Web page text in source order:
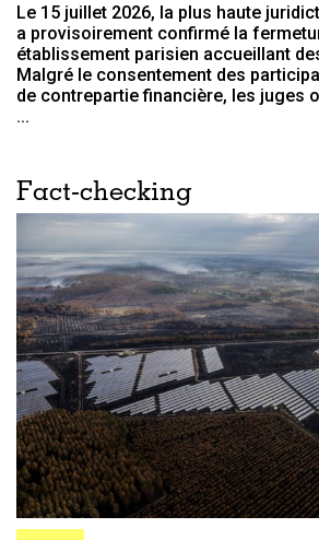
Le 15 juillet 2026, la plus haute
a provisoirement confirmé la
établissement parisien accueillant
Malgré le consentement des
de contrepartie financière, les juges
...
Fact-checking